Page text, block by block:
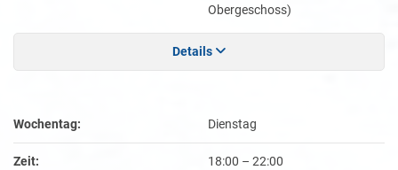
Obergeschoss)
Details
Wochentag: Dienstag
Zeit: 18:00 – 22:00